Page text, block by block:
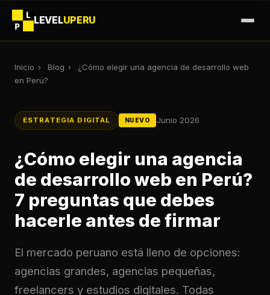
LEVELUPERU
Inicio › Blog ›
¿Cómo elegir una agencia de desarrollo web
en Perú?
ESTRATEGIA DIGITAL NUEVO Junio 2026
¿Cómo elegir una agencia
de desarrollo web en Perú?
7 preguntas que debes
hacerle antes de firmar
El mercado peruano está lleno de opciones:
agencias grandes, agencias pequeñas,
freelancers y estudios digitales. Todas